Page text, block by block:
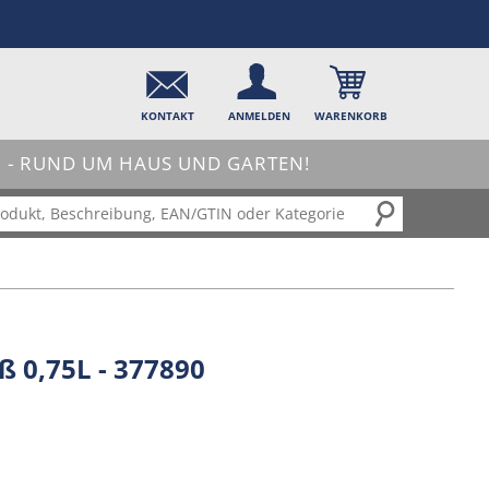
KONTAKT ANMELDEN WARENKORB
RUND UM HAUS UND GARTEN!
0,75L - 377890